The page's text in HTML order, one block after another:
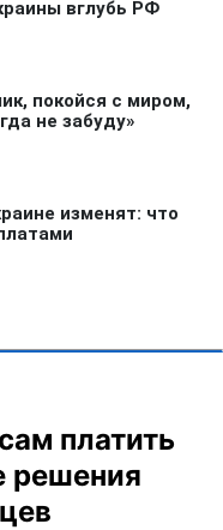
платить
решения